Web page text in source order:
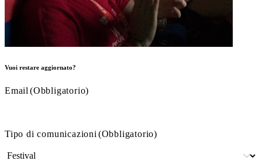
Vuoi restare aggiornato?
Email (Obbligatorio)
Tipo di comunicazioni (Obbligatorio)